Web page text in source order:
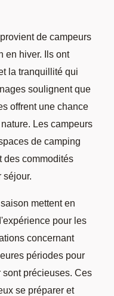
de campeurs
en hiver. Ils ont
la tranquillité qui
soulignent que
offrent une chance
Les campeurs
de camping
des commodités
séjour.
mettent en
pour les
concernant
périodes pour
précieuses. Ces
se préparer et